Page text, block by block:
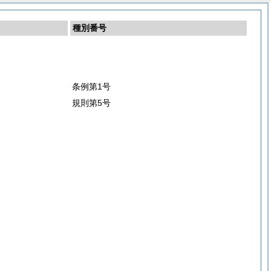
種別番号
条例第1号
規則第5号